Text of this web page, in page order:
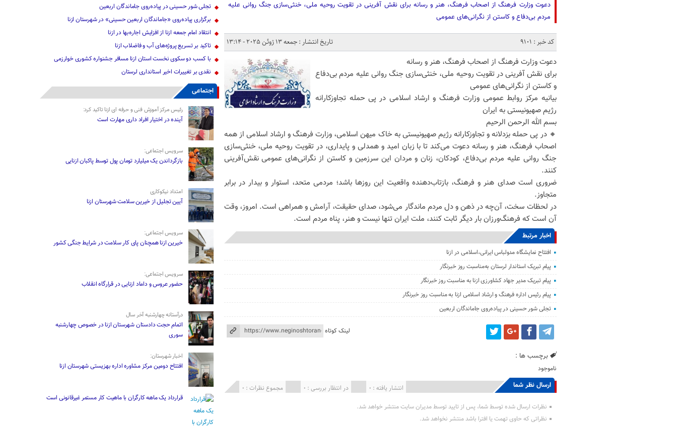
دعوت وزارت فرهنگ از اصحاب فرهنگ، هنر و رسانه برای نقش آفرینی در تقویت روحیه ملی، خنثی‌سازی جنگ روانی علیه
مردم بی‌دفاع و کاستن از نگرانی‌های عمومی
کد خبر : 9101
تاریخ انتشار : جمعه 13 ژوئن 2025 - 13:14
دعوت وزارت فرهنگ از اصحاب فرهنگ، هنر و رسانه
برای نقش آفرینی در تقویت روحیه ملی، خنثی‌سازی جنگ روانی علیه مردم بی‌دفاع
و کاستن از نگرانی‌های عمومی
بیانیه مرکز روابط عمومی وزارت فرهنگ و ارشاد اسلامی در پی حمله تجاوزکارانه
رژیم صهیونیستی به ایران
بسم الله الرحمن الرحیم
🔸 در پی حمله بزدلانه و تجاوزکارانه رژیم صهیونیستی به خاک میهن اسلامی، وزارت فرهنگ و ارشاد اسلامی از همه
اصحاب فرهنگ، هنر و رسانه دعوت می‌کند تا با زبان امید و همدلی و پایداری، در تقویت روحیه ملی، خنثی‌سازی
جنگ روانی علیه مردم بی‌دفاع، کودکان، زنان و مردان این سرزمین و کاستن از نگرانی‌های عمومی نقش‌آفرینی
کنند.
ضروری است صدای هنر و فرهنگ، بازتاب‌دهنده واقعیت این روزها باشد؛ مردمی متحد، استوار و بیدار در برابر
متجاوز.
در لحظات سخت، آن‌چه در ذهن و دل مردم ماندگار می‌شود، صدای حقیقت، آرامش و همراهی است. امروز، وقت
آن است که فرهنگ‌ورزان بار دیگر ثابت کنند، ملت ایران تنها نیست و هنر، پناه مردم است.
اخبار مرتبط
افتتاح نمایشگاه مدولباس ایرانی،اسلامی در ازنا
پیام تبریک استاندار لرستان به‌مناسبت روز خبرنگار
پیام تبریک مدیر جهاد کشاورزی ازنا به مناسبت روز خبرنگار
پیام رئیس اداره فرهنگ و ارشاد اسلامی ازنا به مناسبت روز خبرنگار
تجلی شور حسینی در پیاده‌روی جاماندگان اربعین
لینک کوتاه
برچسب ها :
ناموجود
ارسال نظر شما مجموع نظرات : 0 در انتظار بررسی : 0 انتشار یافته : 0
نظرات ارسال شده توسط شما، پس از تایید توسط مدیران سایت منتشر خواهد شد.
نظراتی که حاوی تهمت یا افترا باشد منتشر نخواهد شد.
تجلی شور حسینی در پیاده‌روی جاماندگان اربعین
برگزاری پیاده‌روی «جاماندگان اربعین حسینی» در شهرستان ازنا
انتقاد امام جمعه ازنا از افزایش اجاره‌بها در ازنا
تاکید بر تسریع پروژه‌های آب و فاضلاب ازنا
با کسب دو سکوی نخست استان ازنا مسافر جشنواره کشوری خوارزمی
نقدی بر تغییرات اخیر استانداری لرستان
اجتماعی
رئیس مرکز آموزش فنی و حرفه ای ازنا تاکید کرد:
آینده در اختیار افراد داری مهارت است
سرویس اجتماعی:
بازگرداندن یک میلیارد تومان پول توسط پاکبان ازنایی
امتداد نیکوکاری
آیین تجلیل از خیرین سلامت شهرستان ازنا
سرویس اجتماعی:
خیرین ازنا همچنان پای کار سلامت در شرایط جنگی کشور
سرویس اجتماعی:
حضور عروس و داماد ازنایی در قرارگاه انقلاب
درآستانه چهارشنبه آخر سال
اتمام حجت دادستان شهرستان ازنا در خصوص چهارشنبه
‌سوری
اخبار شهرستان:
افتتاح دومین مرکز مشاوره اداره بهزیستی شهرستان ازنا
قرارداد یک ماهه کارگران با ماهیت کار مستمر غیرقانونی است